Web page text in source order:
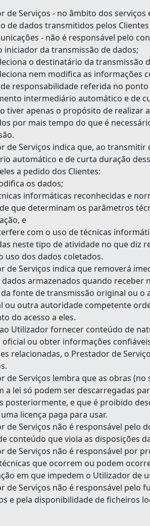
de Serviços - no âmbito dos
de dados transmitidos pelos
- não é responsável pelo
iniciador da transmissão de dados;
o destinatário da transmissão
nem modifica as informações
responsabilidade referida no
intermediário automático e de
tiver apenas o propósito de realizar
por mais tempo do que é
de Serviços indica que, ao
automático e de curta duração
a pedido dos Clientes:
os dados;
informáticas reconhecidas e
que determinam os parâmetros
e
com o uso de técnicas
neste tipo de atividade no que diz
uso dos dados coletados.
de Serviços indica que removerá
dados armazenados quando
fonte de transmissão original ou o
ou outra autoridade competente
do acesso a eles.
Utilizador fornecer conteúdo de
ou obter informações
relacionadas, o Prestador de
de Serviços lembra que as obras
a lei só podem ser descarregadas
posteriormente, e que é proibido
licença paga para usar.
de Serviços não é responsável pelo
conteúdo que viola as disposições
de Serviços não é responsável por
que ocorrem ou podem
em que impedem o Utilizador de
de Serviços não é responsável pelo
e pela disponibilidade de ficheiros